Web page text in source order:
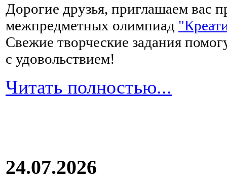
Дорогие друзья, приглашаем вас
межпредметных олимпиад
Свежие творческие задания
с удовольствием!
Читать полностью...
24.07.2026